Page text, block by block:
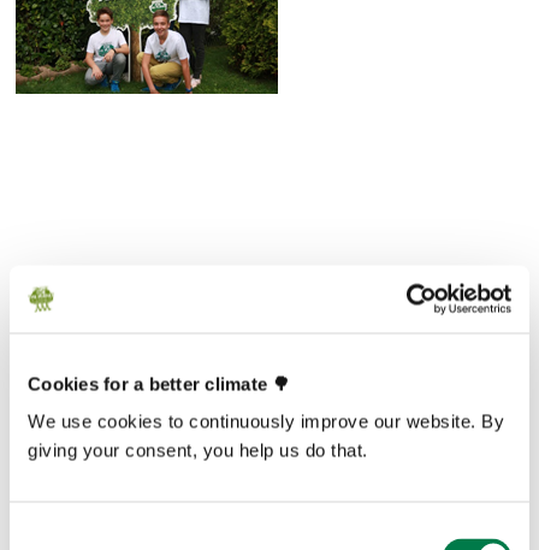
Cookies for a better climate 🌳
We use cookies to continuously improve our website. By
giving your consent, you help us do that.
This article is over a year old and may not reflect
latest facts and figures. If you have any questions,